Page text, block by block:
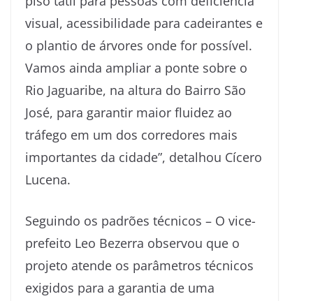
visual, acessibilidade para cadeirantes e
o plantio de árvores onde for possível.
Vamos ainda ampliar a ponte sobre o
Rio Jaguaribe, na altura do Bairro São
José, para garantir maior fluidez ao
tráfego em um dos corredores mais
importantes da cidade”, detalhou Cícero
Lucena.
Seguindo os padrões técnicos – O vice-
prefeito Leo Bezerra observou que o
projeto atende os parâmetros técnicos
exigidos para a garantia de uma